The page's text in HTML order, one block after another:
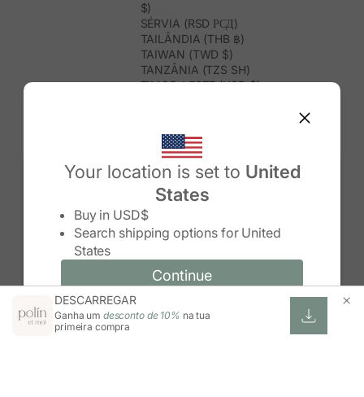
Your location is set to United
States
Buy in USD$
Search shipping options for United
States
Continue
Change country/region and language
Change country/region
Continue
$)
SÉRVIA (RSD РСД)
TAILÂNDIA (THB ฿)
TAIWAN (TWD $)
TANZÂNIA (TZS SH)
TIMOR-LESTE (USD $)
TRINDADE E TOBAGO (TTD $)
TUNÍSIA (USD $)
TURQUEMENISTÃO (USD $)
TURQUIA (TRY ₺)
TUVALU (AUD $)
UGANDA (UGX USH)
URUGUAI (UYU $U)
USBEQUISTÃO (UZS SO'M)
VENEZUELA (USD $)
VIETNAME (VND ₫)
WALLIS E FUTUNA (XPF FR)
ZIMBABUÉ (USD $)
DESCARREGAR
Ganha um desconto de 10% na tua
primeira compra